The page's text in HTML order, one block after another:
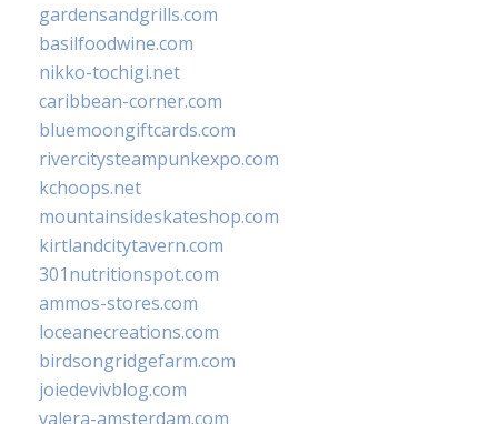
gardensandgrills.com
basilfoodwine.com
nikko-tochigi.net
caribbean-corner.com
bluemoongiftcards.com
rivercitysteampunkexpo.com
kchoops.net
mountainsideskateshop.com
kirtlandcitytavern.com
301nutritionspot.com
ammos-stores.com
loceanecreations.com
birdsongridgefarm.com
joiedevivblog.com
valera-amsterdam.com